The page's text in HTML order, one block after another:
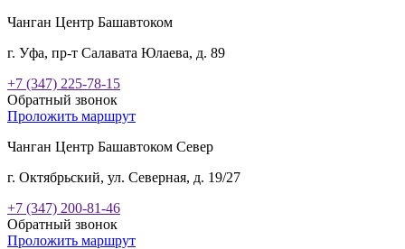
Чанган Центр Башавтоком
г. Уфа, пр-т Салавата Юлаева, д. 89
+7 (347) 225-78-15
Обратный звонок
Проложить маршрут
Чанган Центр Башавтоком Север
г. Октябрьский, ул. Северная, д. 19/27
+7 (347) 200-81-46
Обратный звонок
Проложить маршрут